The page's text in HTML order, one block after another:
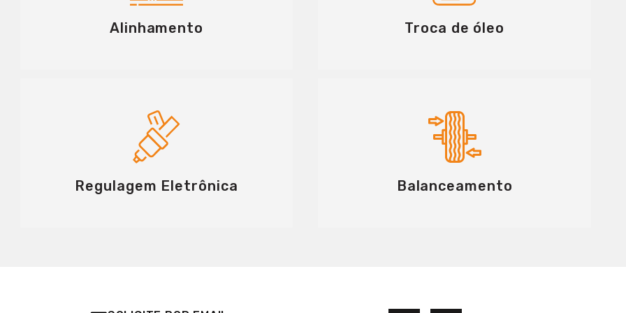
Alinhamento Troca de óleo
Regulagem Eletrônica Balanceamento